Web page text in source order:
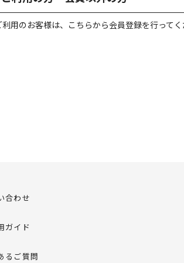
用のお客様は、こちらから会員登録を行って
合わせ
ガイド
るご質問